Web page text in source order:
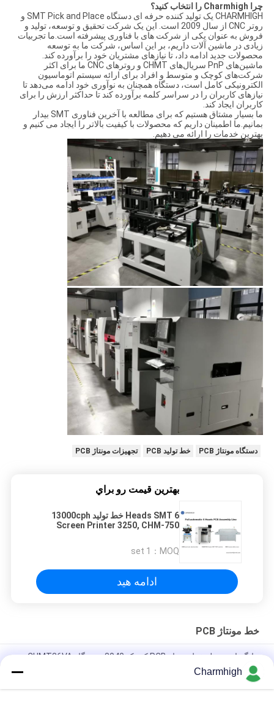
چرا Charmhigh را انتخاب کنید؟
CHARMHIGH یک تولید کننده حرفه ای دستگاه SMT Pick and Place و
روتر CNC از سال 2009 است. این یک شرکت تحقیق و توسعه، تولید و
فروش به عنوان یکی از شرکت های با فناوری پیشرفته است.ما تجربیات
زیادی در ماشین آلات داریم، بر این اساس، شرکت ما به توسعه
محصولات جدید ادامه داد، تا نیازهای مشتریان خود را برآورده کند.
ماشین‌های PnP سریال‌های CHMT و روترهای CNC ما برای اکثر
شرکت‌های کوچک و متوسط ​​و افراد برای ارائه سیستم اتوماسیون
الکترونیکی کامل است، دستگاه همچنان به نوآوری خود ادامه می‌دهد تا
نیازهای کاربران را در سراسر کلمه برآورده کند تا حداکثر ارزش را برای
کاربران ایجاد کند.
ما بسیار مشتاق هستیم که برای مطالعه با آخرین فناوری SMT بیدار
بمانیم.ما اطمینان داریم که محصولات با کیفیت بالاتر را ایجاد می کنیم و
بهترین خدمات را ارائه می دهیم.
دستگاه مونتاژ PCB خط تولید PCB تجهیزات مونتاژ PCB
بهترين قيمت رو براي
6 Heads SMT خط تولید 13000cph
Screen Printer 3250, CHM-750
MOQ：
1 set
ادامه هید
خط مونتاژ PCB
چاپگر استنسیل خط مونتاژ PCB کوچک 3040 , دستگاه CHMT36VA
Smt , 420 Reflow Oven
چاپگر استنسیل 3040 / CHMT48VB + فیدر ارتعاشی ، SMT PCB
Charmhigh